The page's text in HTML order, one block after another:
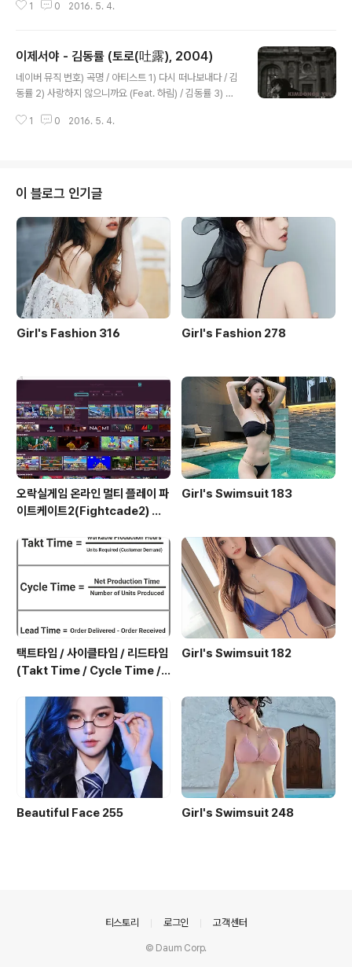
범수) / 박선주 6) 물론 / 박선주 7) 적어도 넌 나빴다 / 박
선주 12) 또 다른 여자, 남자, 16초 / 박선주 13) Psychov
ille's Rainbow / 박선주 14) 평창동 산 62-9 / 박선주 1
5) Blue Birthday 2 / 박선주 16) 여3 (Feat. 윤미래, 정
1 0 2016. 5. 4.
이제서야 - 김동률 (토로(吐露), 2004)
네이버 뮤직 번호) 곡명 / 아티스트 1) 다시 떠나보내다 / 김
동률 2) 사랑하지 않으니까요 (Feat. 하림) / 김동률 3) 이
iver / 김동률 6) 잔향 / 김동률 7) 양보 (Feat. 원티드) /
시리 울컥 화가 나는지 혼자서 영화를 볼 때나 슬픈 음악을
들을 땐 생각 없이 한바탕 울며 웃다가 터질 듯 가슴이 저며
오곤 해 '사랑해' 되뇌이다 왜 나도 몰래 미안하단 말이 섞
여 나오는지 잘못했던 것만 생각나는지 한발 늦어서 다 알..
1 0 2016. 5. 4.
이 블로그 인기글
Girl's Fashion 316 Girl's Fashion 278
오락실게임 온라인 멀티 플레이 파
이트케이트2(Fightcade2) 설
Girl's Swimsuit 183
택트타임 / 사이클타임 / 리드타임
(Takt Time / Cycle Time / L
Girl's Swimsuit 182
Beautiful Face 255 Girl's Swimsuit 248
티스토리 로그인 고객센터
© Daum Corp.